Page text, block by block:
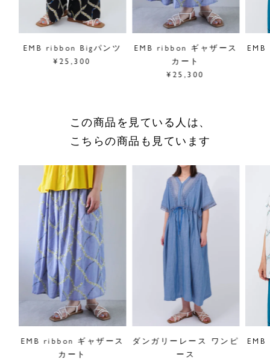
サイズ／FREE
着丈118cm、ウエスト72cm、袖丈44cm、裾幅100cm
素材／綿70%、麻30%
原産国／中国
03GM074012
商品についてのお問い合わせ
ショッピングガイドはこちら
EMB ribbon Bigパンツ
¥25,300
EMB ribbon ギャザース
カート
¥25,300
この商品を見ている人は、
こちらの商品も見ています
EMB ribbon ギャザース
カート
ダンガリーレース ワンピ
ース